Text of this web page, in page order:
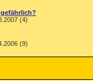
(4)
(9)